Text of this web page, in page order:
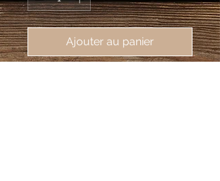
Ajouter au panier